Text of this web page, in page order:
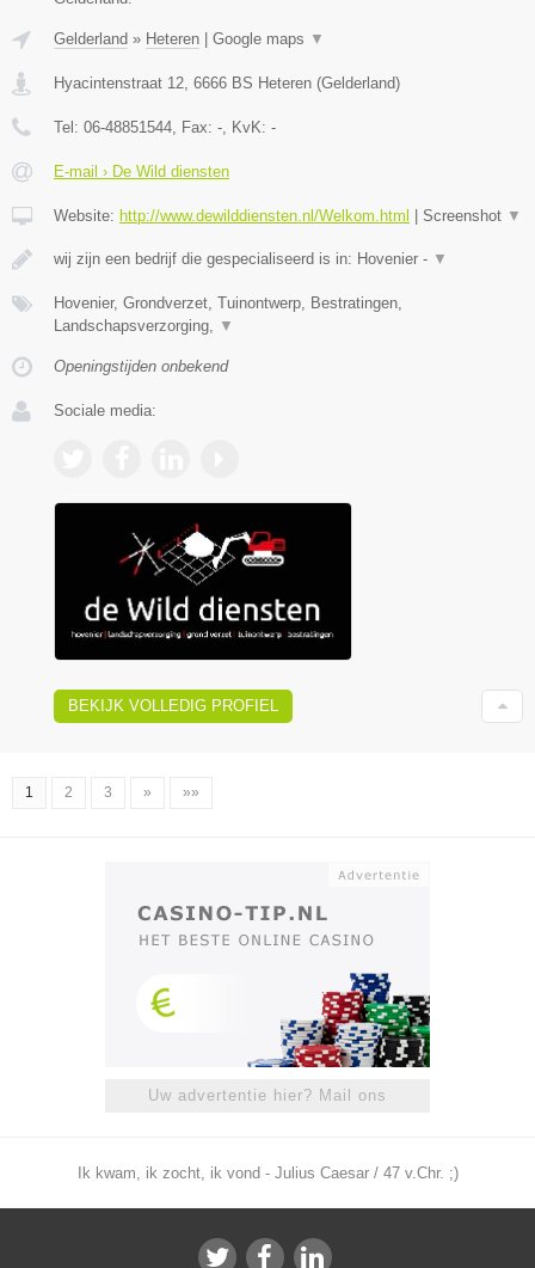
Gelderland » Heteren Google maps ▼
Hyacintenstraat 12 6666 BS Heteren (Gelderland)
Tel: 06-48851544 , Fax: - , KvK: -
E-mail › De Wild diensten
Website: http://www.dewilddiensten.nl/Welkom.html Screenshot ▼
wij zijn een bedrijf die gespecialiseerd is in: Hovenier - ▼
Hovenier, Grondverzet, Tuinontwerp, Bestratingen,
Landschapsverzorging,
▼
Openingstijden onbekend
Sociale media:
BEKIJK VOLLEDIG PROFIEL
1 2 3 » »»
Uw advertentie hier? Mail ons
Ik kwam, ik zocht, ik vond - Julius Caesar / 47 v.Chr. ;)